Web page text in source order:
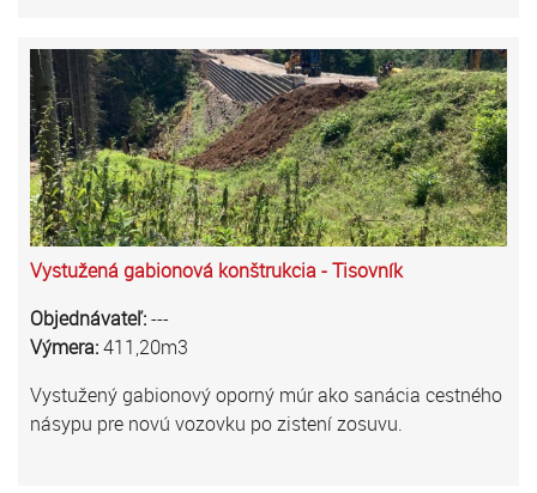
Vystužená gabionová konštrukcia - Tisovník
Objednávateľ:---
Výmera:411,20m3
Vystužený gabionový oporný múr ako sanácia cestného
násypu pre novú vozovku po zistení zosuvu.